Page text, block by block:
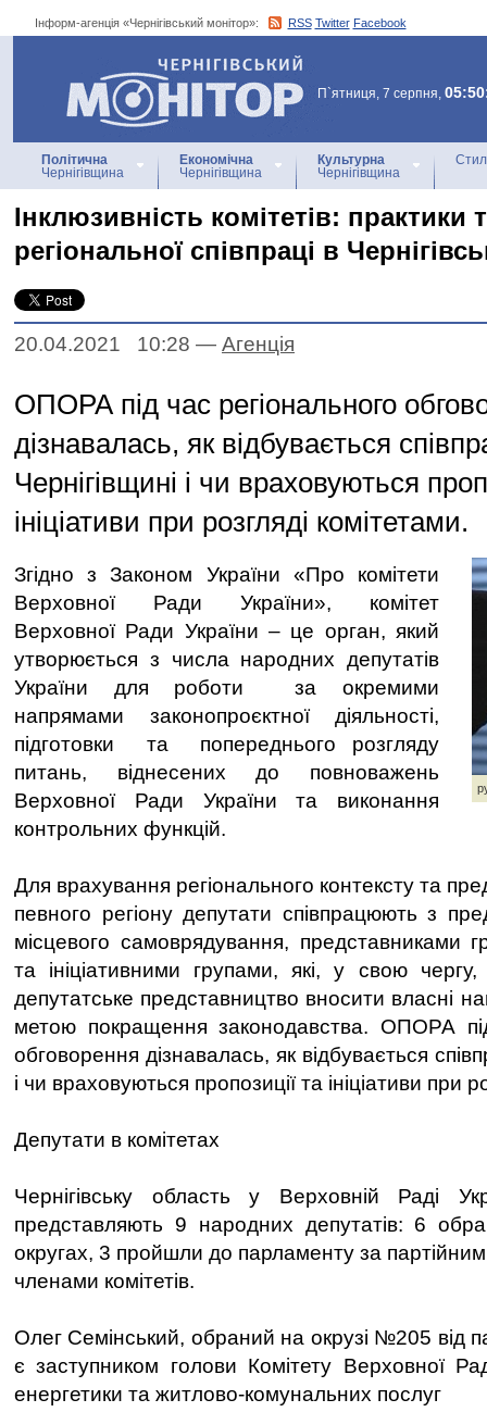
Інформ-агенція «Чернігівський монітор»: RSS Twitter Facebook
Інформ-агенція
«Чернігівський монітор»
П`ятниця, 7 серпня,
Політична
Чернігівщина
Економічна
Чернігівщина
Культурна
Чернігівщина
Інклюзивність комітетів: практики
регіональної співпраці в
20.04.2021 10:28 — Агенцiя
ОПОРА під час регіонального
дізнавалась, як відбувається
Чернігівщині і чи враховуються
ініціативи при розгляді комітетами.
Згідно з Законом України «Про комітети
Верховної Ради України», комітет
Верховної Ради України – це орган, який
утворюється з числа народних депутатів
України для роботи за окремими
напрямами законопроєктної діяльності,
підготовки та попереднього розгляду
питань, віднесених до повноважень
Верховної Ради України та виконання
контрольних функцій.
Для врахування регіонального контексту та
певного регіону депутати співпрацюють з
місцевого самоврядування, представниками
та ініціативними групами, які, у свою
депутатське представництво вносити власні
метою покращення законодавства. ОПОРА
обговорення дізнавалась, як відбувається
і чи враховуються пропозиції та ініціативи при
Депутати в комітетах
Чернігівську область у Верховній Раді
представляють 9 народних депутатів: 6
округах, 3 пройшли до парламенту за
членами комітетів.
Олег Семінський, обраний на окрузі №205 від
є заступником голови Комітету Верховної
енергетики та житлово-комунальних послуг